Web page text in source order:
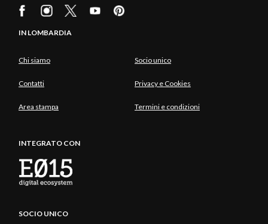
IN LOMBARDIA
Chi siamo Socio unico
Contatti Privacy e Cookies
Area stampa Termini e condizioni
INTEGRATO CON
SOCIO UNICO